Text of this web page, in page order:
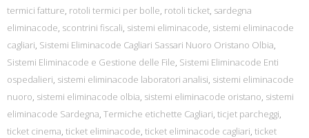
termici fatture, rotoli termici per bolle, rotoli ticket, sardegna
eliminacode, scontrini fiscali, sistemi eliminacode, sistemi eliminacode
cagliari, Sistemi Eliminacode Cagliari Sassari Nuoro Oristano Olbia,
Sistemi Eliminacode e Gestione delle File, Sistemi Eliminacode Enti
ospedalieri, sistemi eliminacode laboratori analisi, sistemi eliminacode
nuoro, sistemi eliminacode olbia, sistemi eliminacode oristano, sistemi
eliminacode Sardegna, Termiche etichette Cagliari, ticjet parcheggi,
ticket cinema, ticket eliminacode, ticket eliminacode cagliari, ticket